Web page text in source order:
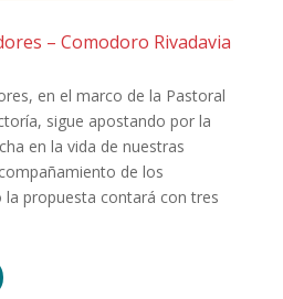
– Comodoro Rivadavia
en el marco de la Pastoral
sigue apostando por la
en la vida de nuestras
de los
la propuesta contará con tres